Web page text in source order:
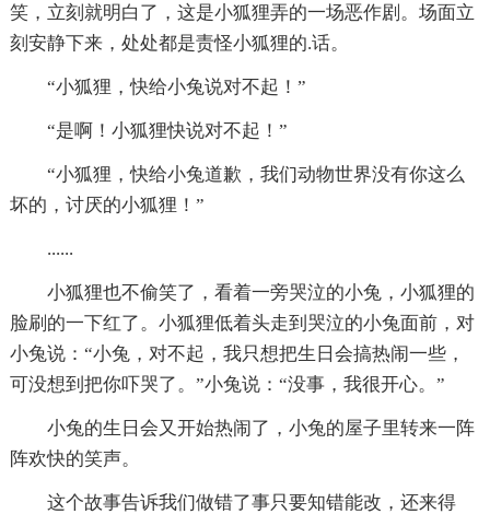
笑，立刻就明白了，这是小狐狸弄的一场恶作剧。场面立
刻安静下来，处处都是责怪小狐狸的.话。
“小狐狸，快给小兔说对不起！”
“是啊！小狐狸快说对不起！”
“小狐狸，快给小兔道歉，我们动物世界没有你这么
坏的，讨厌的小狐狸！”
......
小狐狸也不偷笑了，看着一旁哭泣的小兔，小狐狸的
脸刷的一下红了。小狐狸低着头走到哭泣的小兔面前，对
小兔说：“小兔，对不起，我只想把生日会搞热闹一些，
可没想到把你吓哭了。”小兔说：“没事，我很开心。”
小兔的生日会又开始热闹了，小兔的屋子里转来一阵
阵欢快的笑声。
这个故事告诉我们做错了事只要知错能改，还来得